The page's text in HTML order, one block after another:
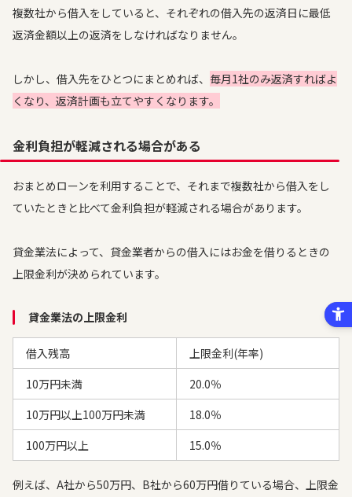
複数社から借入をしていると、それぞれの借入先の返済日に最低
返済金額以上の返済をしなければなりません。
しかし、借入先をひとつにまとめれば、 毎月1社のみ返済すればよ
くなり、返済計画も立てやすくなります。
金利負担が軽減される場合がある
おまとめローンを利用することで、それまで複数社から借入をし
ていたときと比べて金利負担が軽減される場合があります。
貸金業法によって、貸金業者からの借入にはお金を借りるときの
上限金利が決められています。
貸金業法の上限金利
借入残高
上限金利(年率)
10万円未満
20.0％
10万円以上100万円未満
18.0％
100万円以上
15.0％
例えば、A社から50万円、B社から60万円借りている場合、上限金